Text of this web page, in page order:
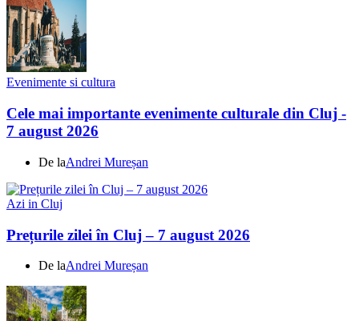
Evenimente si cultura
Cele mai importante evenimente culturale din Cluj -
7 august 2026
De laAndrei Mureșan
Azi in Cluj
Prețurile zilei în Cluj – 7 august 2026
De laAndrei Mureșan